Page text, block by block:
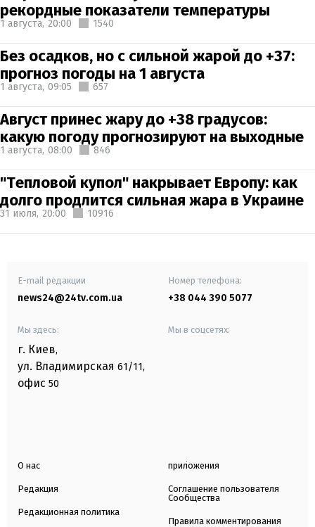
рекордные показатели температуры
1 августа, 20:00 1540
Без осадков, но с сильной жарой до +37:
прогноз погоды на 1 августа
1 августа, 09:05 657
Август принес жару до +38 градусов:
какую погоду прогнозируют на выходные
1 августа, 08:00 846
"Тепловой купол" накрывает Европу: как
долго продлится сильная жара в Украине
31 июля, 20:00 10916
E-mail редакции
news24@24tv.com.ua
Номер телефона:
+38 044 390 5077
Мы здесь:
г. Киев,
ул. Владимирская 61/11,
офис 50
Мы в соцсетях:
О нас
Редакция
Редакционная политика
приложения
Соглашение пользователя
Сообщества
Правила комментирования